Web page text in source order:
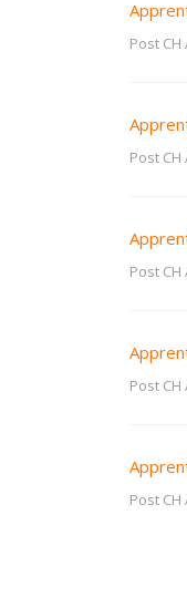
Post CH
Post CH
Post CH
Post CH
Post CH